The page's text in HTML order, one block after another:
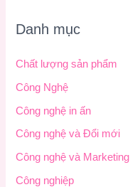
Danh mục
Chất lượng sản phẩm
Công Nghệ
Công nghệ in ấn
Công nghệ và Đổi mới
Công nghệ và Marketing
Công nghiệp